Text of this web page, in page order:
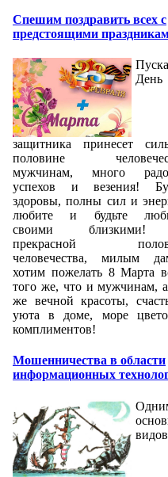
Спешим поздравить всех с
предстоящими
День
защитника принесет
половине
мужчинам, много
успехов и везения!
здоровы, полны сил и
любите и будьте
своими
прекрасной
человечества, милым
хотим пожелать 8 Марта
того же, что и мужчинам,
же вечной красоты,
уюта в доме, море
комплиментов!
Мошенничества в области
информационных
видов